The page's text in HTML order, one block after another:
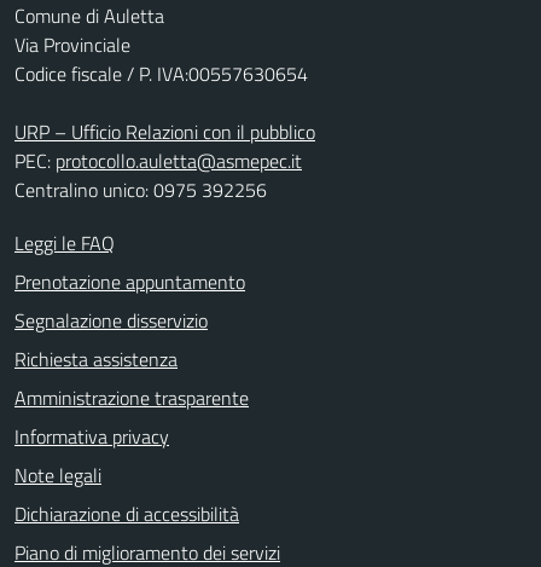
Comune di Auletta
Via Provinciale
Codice fiscale / P. IVA:00557630654
URP – Ufficio Relazioni con il pubblico
PEC: protocollo.auletta@asmepec.it
Centralino unico: 0975 392256
Leggi le FAQ
Prenotazione appuntamento
Segnalazione disservizio
Richiesta assistenza
Amministrazione trasparente
Informativa privacy
Note legali
Dichiarazione di accessibilità
Piano di miglioramento dei servizi